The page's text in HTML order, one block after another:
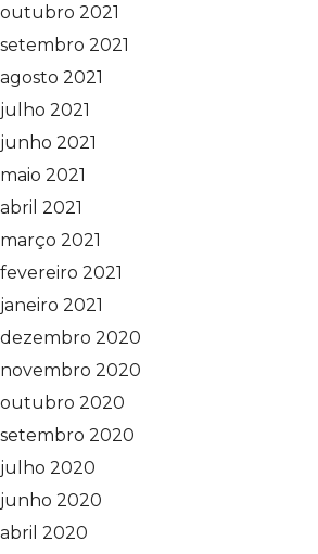
outubro 2021
setembro 2021
agosto 2021
julho 2021
junho 2021
maio 2021
abril 2021
março 2021
fevereiro 2021
janeiro 2021
dezembro 2020
novembro 2020
outubro 2020
setembro 2020
julho 2020
junho 2020
abril 2020